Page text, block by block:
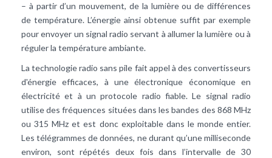
– à partir d’un mouvement, de la lumière ou de différences
de température. L’énergie ainsi obtenue suffit par exemple
pour envoyer un signal radio servant à allumer la lumière ou à
réguler la température ambiante.
La technologie radio sans pile fait appel à des convertisseurs
d'énergie efficaces, à une électronique économique en
électricité et à un protocole radio fiable. Le signal radio
utilise des fréquences situées dans les bandes des 868 MHz
ou 315 MHz et est donc exploitable dans le monde entier.
Les télégrammes de données, ne durant qu’une milliseconde
environ, sont répétés deux fois dans l’intervalle de 30